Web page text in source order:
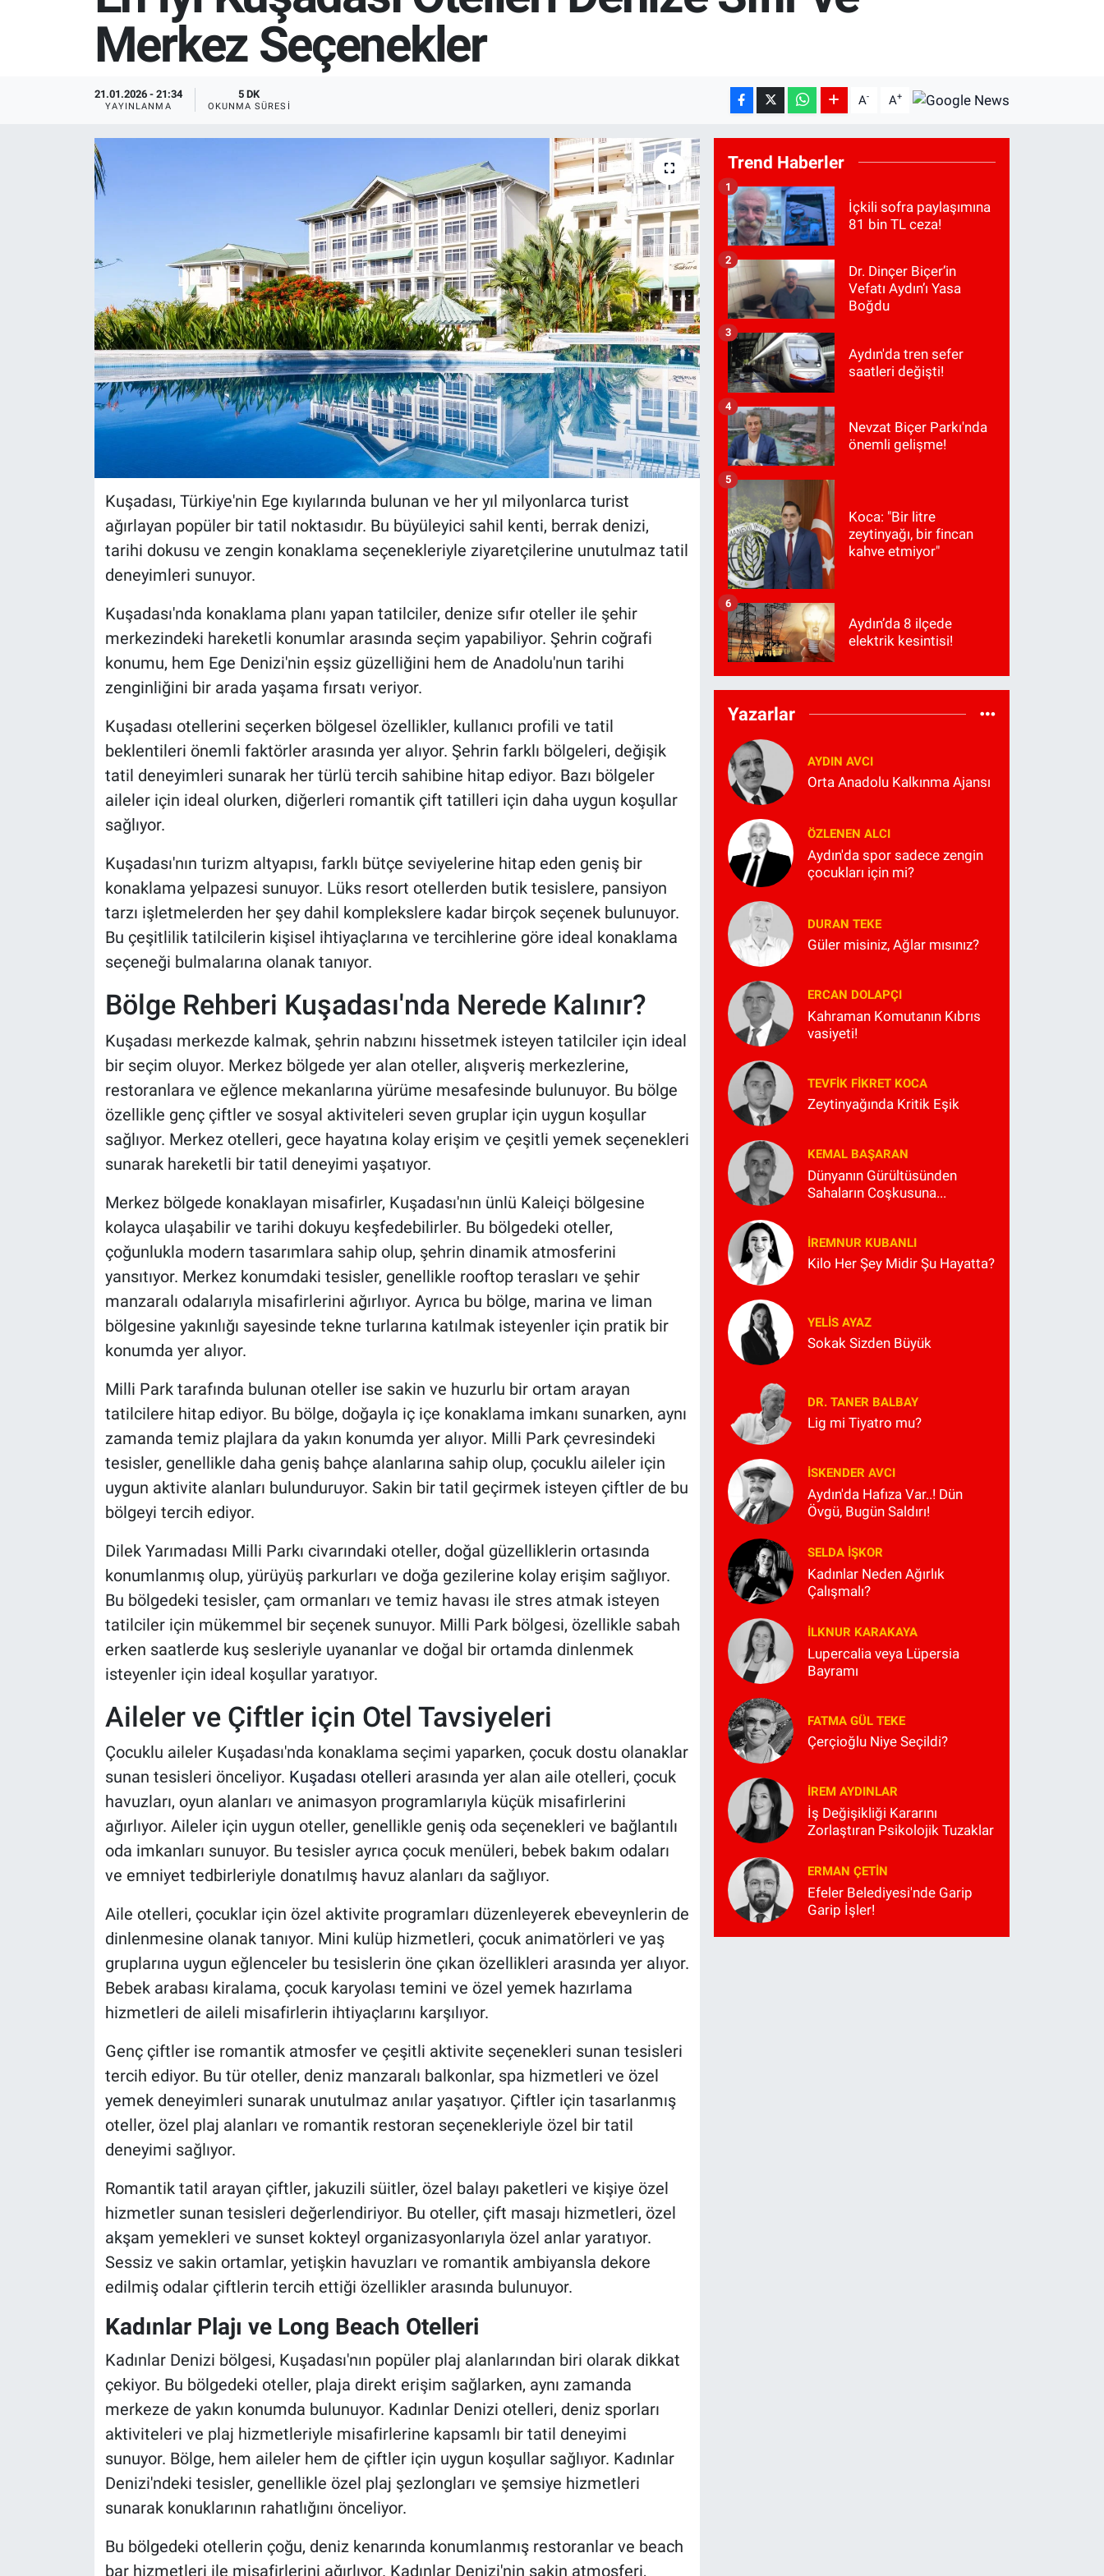
Merkez Seçenekler
21.01.2026 - 21:34
YAYINLANMA
5 DK
OKUNMA SÜRESI A- A+
Kuşadası, Türkiye'nin Ege kıyılarında bulunan ve her yıl milyonlarca turist
ağırlayan popüler bir tatil noktasıdır. Bu büyüleyici sahil kenti, berrak denizi,
tarihi dokusu ve zengin konaklama seçenekleriyle ziyaretçilerine unutulmaz tatil
deneyimleri sunuyor.
Kuşadası'nda konaklama planı yapan tatilciler, denize sıfır oteller ile şehir
merkezindeki hareketli konumlar arasında seçim yapabiliyor. Şehrin coğrafi
konumu, hem Ege Denizi'nin eşsiz güzelliğini hem de Anadolu'nun tarihi
zenginliğini bir arada yaşama fırsatı veriyor.
Kuşadası otellerini seçerken bölgesel özellikler, kullanıcı profili ve tatil
beklentileri önemli faktörler arasında yer alıyor. Şehrin farklı bölgeleri, değişik
tatil deneyimleri sunarak her türlü tercih sahibine hitap ediyor. Bazı bölgeler
aileler için ideal olurken, diğerleri romantik çift tatilleri için daha uygun koşullar
sağlıyor.
Kuşadası'nın turizm altyapısı, farklı bütçe seviyelerine hitap eden geniş bir
konaklama yelpazesi sunuyor. Lüks resort otellerden butik tesislere, pansiyon
tarzı işletmelerden her şey dahil komplekslere kadar birçok seçenek bulunuyor.
Bu çeşitlilik tatilcilerin kişisel ihtiyaçlarına ve tercihlerine göre ideal konaklama
seçeneği bulmalarına olanak tanıyor.
Bölge Rehberi Kuşadası'nda Nerede Kalınır?
Kuşadası merkezde kalmak, şehrin nabzını hissetmek isteyen tatilciler için ideal
bir seçim oluyor. Merkez bölgede yer alan oteller, alışveriş merkezlerine,
restoranlara ve eğlence mekanlarına yürüme mesafesinde bulunuyor. Bu bölge
özellikle genç çiftler ve sosyal aktiviteleri seven gruplar için uygun koşullar
sağlıyor. Merkez otelleri, gece hayatına kolay erişim ve çeşitli yemek seçenekleri
sunarak hareketli bir tatil deneyimi yaşatıyor.
Merkez bölgede konaklayan misafirler, Kuşadası'nın ünlü Kaleiçi bölgesine
kolayca ulaşabilir ve tarihi dokuyu keşfedebilirler. Bu bölgedeki oteller,
çoğunlukla modern tasarımlara sahip olup, şehrin dinamik atmosferini
yansıtıyor. Merkez konumdaki tesisler, genellikle rooftop terasları ve şehir
manzaralı odalarıyla misafirlerini ağırlıyor. Ayrıca bu bölge, marina ve liman
bölgesine yakınlığı sayesinde tekne turlarına katılmak isteyenler için pratik bir
konumda yer alıyor.
Milli Park tarafında bulunan oteller ise sakin ve huzurlu bir ortam arayan
tatilcilere hitap ediyor. Bu bölge, doğayla iç içe konaklama imkanı sunarken, aynı
zamanda temiz plajlara da yakın konumda yer alıyor. Milli Park çevresindeki
tesisler, genellikle daha geniş bahçe alanlarına sahip olup, çocuklu aileler için
uygun aktivite alanları bulunduruyor. Sakin bir tatil geçirmek isteyen çiftler de bu
bölgeyi tercih ediyor.
Dilek Yarımadası Milli Parkı civarındaki oteller, doğal güzelliklerin ortasında
konumlanmış olup, yürüyüş parkurları ve doğa gezilerine kolay erişim sağlıyor.
Bu bölgedeki tesisler, çam ormanları ve temiz havası ile stres atmak isteyen
tatilciler için mükemmel bir seçenek sunuyor. Milli Park bölgesi, özellikle sabah
erken saatlerde kuş sesleriyle uyananlar ve doğal bir ortamda dinlenmek
isteyenler için ideal koşullar yaratıyor.
Aileler ve Çiftler için Otel Tavsiyeleri
Çocuklu aileler Kuşadası'nda konaklama seçimi yaparken, çocuk dostu olanaklar
sunan tesisleri önceliyor. Kuşadası otelleri arasında yer alan aile otelleri, çocuk
havuzları, oyun alanları ve animasyon programlarıyla küçük misafirlerini
ağırlıyor. Aileler için uygun oteller, genellikle geniş oda seçenekleri ve bağlantılı
oda imkanları sunuyor. Bu tesisler ayrıca çocuk menüleri, bebek bakım odaları
ve emniyet tedbirleriyle donatılmış havuz alanları da sağlıyor.
Aile otelleri, çocuklar için özel aktivite programları düzenleyerek ebeveynlerin de
dinlenmesine olanak tanıyor. Mini kulüp hizmetleri, çocuk animatörleri ve yaş
gruplarına uygun eğlenceler bu tesislerin öne çıkan özellikleri arasında yer alıyor.
Bebek arabası kiralama, çocuk karyolası temini ve özel yemek hazırlama
hizmetleri de aileli misafirlerin ihtiyaçlarını karşılıyor.
Genç çiftler ise romantik atmosfer ve çeşitli aktivite seçenekleri sunan tesisleri
tercih ediyor. Bu tür oteller, deniz manzaralı balkonlar, spa hizmetleri ve özel
yemek deneyimleri sunarak unutulmaz anılar yaşatıyor. Çiftler için tasarlanmış
oteller, özel plaj alanları ve romantik restoran seçenekleriyle özel bir tatil
deneyimi sağlıyor.
Romantik tatil arayan çiftler, jakuzili süitler, özel balayı paketleri ve kişiye özel
hizmetler sunan tesisleri değerlendiriyor. Bu oteller, çift masajı hizmetleri, özel
akşam yemekleri ve sunset kokteyl organizasyonlarıyla özel anlar yaratıyor.
Sessiz ve sakin ortamlar, yetişkin havuzları ve romantik ambiyansla dekore
edilmiş odalar çiftlerin tercih ettiği özellikler arasında bulunuyor.
Kadınlar Plajı ve Long Beach Otelleri
Kadınlar Denizi bölgesi, Kuşadası'nın popüler plaj alanlarından biri olarak dikkat
çekiyor. Bu bölgedeki oteller, plaja direkt erişim sağlarken, aynı zamanda
merkeze de yakın konumda bulunuyor. Kadınlar Denizi otelleri, deniz sporları
aktiviteleri ve plaj hizmetleriyle misafirlerine kapsamlı bir tatil deneyimi
sunuyor. Bölge, hem aileler hem de çiftler için uygun koşullar sağlıyor. Kadınlar
Denizi'ndeki tesisler, genellikle özel plaj şezlongları ve şemsiye hizmetleri
sunarak konuklarının rahatlığını önceliyor.
Bu bölgedeki otellerin çoğu, deniz kenarında konumlanmış restoranlar ve beach
bar hizmetleri ile misafirlerini ağırlıyor. Kadınlar Denizi'nin sakin atmosferi,
Trend Haberler
İçkili sofra paylaşımına
81 bin TL ceza!
1
Dr. Dinçer Biçer’in
Vefatı Aydın’ı Yasa
Boğdu
2
Aydın'da tren sefer
saatleri değişti!
3
Nevzat Biçer Parkı'nda
önemli gelişme!
4
Koca: "Bir litre
zeytinyağı, bir fincan
kahve etmiyor"
5
Aydın’da 8 ilçede
elektrik kesintisi!
6
Yazarlar
AYDIN AVCI
Orta Anadolu Kalkınma Ajansı
ÖZLENEN ALCI
Aydın'da spor sadece zengin
çocukları için mi?
DURAN TEKE
Güler misiniz, Ağlar mısınız?
ERCAN DOLAPÇI
Kahraman Komutanın Kıbrıs
vasiyeti!
TEVFIK FIKRET KOCA
Zeytinyağında Kritik Eşik
KEMAL BAŞARAN
Dünyanın Gürültüsünden
Sahaların Coşkusuna...
İREMNUR KUBANLI
Kilo Her Şey Midir Şu Hayatta?
YELIS AYAZ
Sokak Sizden Büyük
DR. TANER BALBAY
Lig mi Tiyatro mu?
İSKENDER AVCI
Aydın'da Hafıza Var..! Dün
Övgü, Bugün Saldırı!
SELDA İŞKOR
Kadınlar Neden Ağırlık
Çalışmalı?
İLKNUR KARAKAYA
Lupercalia veya Lüpersia
Bayramı
FATMA GÜL TEKE
Çerçioğlu Niye Seçildi?
İREM AYDINLAR
İş Değişikliği Kararını
Zorlaştıran Psikolojik Tuzaklar
ERMAN ÇETIN
Efeler Belediyesi'nde Garip
Garip İşler!